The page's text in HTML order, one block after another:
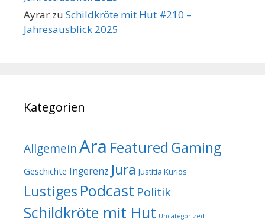
Ayrar zu Schildkröte mit Hut #210 –
Jahresausblick 2025
Kategorien
AllgemeinAra Featured Gaming
Geschichte Ingerenz Jura Justitia Kurios
Lustiges Podcast Politik
Schildkröte mit Hut Uncategorized